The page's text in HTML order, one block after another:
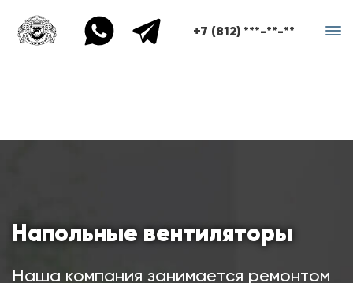
+7 (812) ***-**-**
Напольные вентиляторы
Наша компания занимается ремонтом